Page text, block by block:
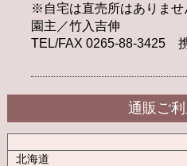
※自宅は直売所はありま
園主／竹入吉伸
TEL/FAX 0265-88-3425
通販ご
北海道